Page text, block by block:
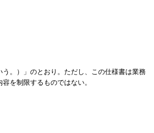
。）」のとおり。ただし、この仕様書は業務
を制限するものではない。